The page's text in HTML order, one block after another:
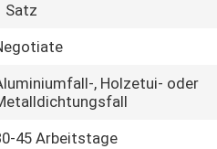
Satz
, Holzetui- oder
45 Arbeitstage